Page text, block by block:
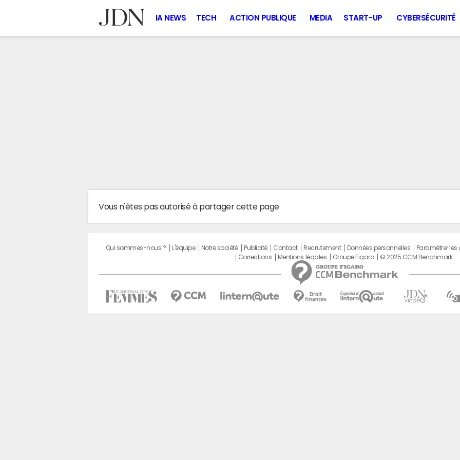
IA NEWS TECH ACTION PUBLIQUE MEDIA START-UP CYBERSÉCURITÉ
Vous n'êtes pas autorisé à partager cette page
Qui sommes-nous ? L'équipe Notre société Publicité Contact Recrutement Données personnelles Paramétrer les
Corrections
Mentions légales Groupe Figaro © 2025 CCM Benchmark